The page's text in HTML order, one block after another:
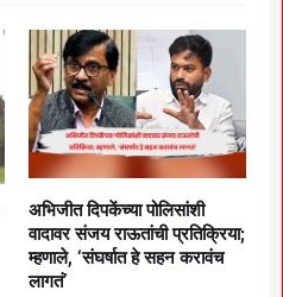
अभिजीत दिपकेंच्या पोलिसांशी
वादावर संजय राऊतांची प्रतिक्रिया;
म्हणाले, ‘संघर्षात हे सहन करावंच
लागतं’